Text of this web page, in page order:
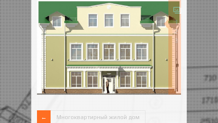
1
2
3
Многоквартирный жилой дом